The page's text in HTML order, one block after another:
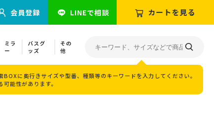
会員登録 LINEで相談 カートを見る
ミラ
ー
バスグ
ッズ
その
他
BOXに奥行きサイズや型番、種類等のキーワードを入力してください。
能性があります。